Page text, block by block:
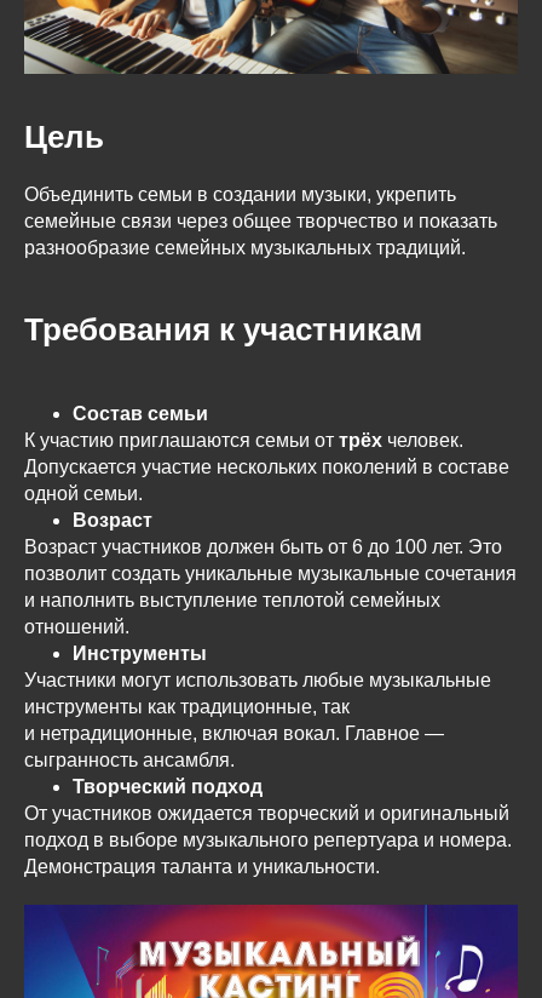
Цель
Объединить семьи в создании музыки, укрепить
семейные связи через общее творчество и показать
разнообразие семейных музыкальных традиций.
Требования к участникам
Состав семьи
К участию приглашаются семьи от трёх человек.
Допускается участие нескольких поколений в составе
одной семьи.
Возраст
Возраст участников должен быть от 6 до 100 лет. Это
позволит создать уникальные музыкальные сочетания
и наполнить выступление теплотой семейных
отношений.
Инструменты
Участники могут использовать любые музыкальные
инструменты как традиционные, так
и нетрадиционные, включая вокал. Главное —
сыгранность ансамбля.
Творческий подход
От участников ожидается творческий и оригинальный
подход в выборе музыкального репертуара и номера.
Демонстрация таланта и уникальности.